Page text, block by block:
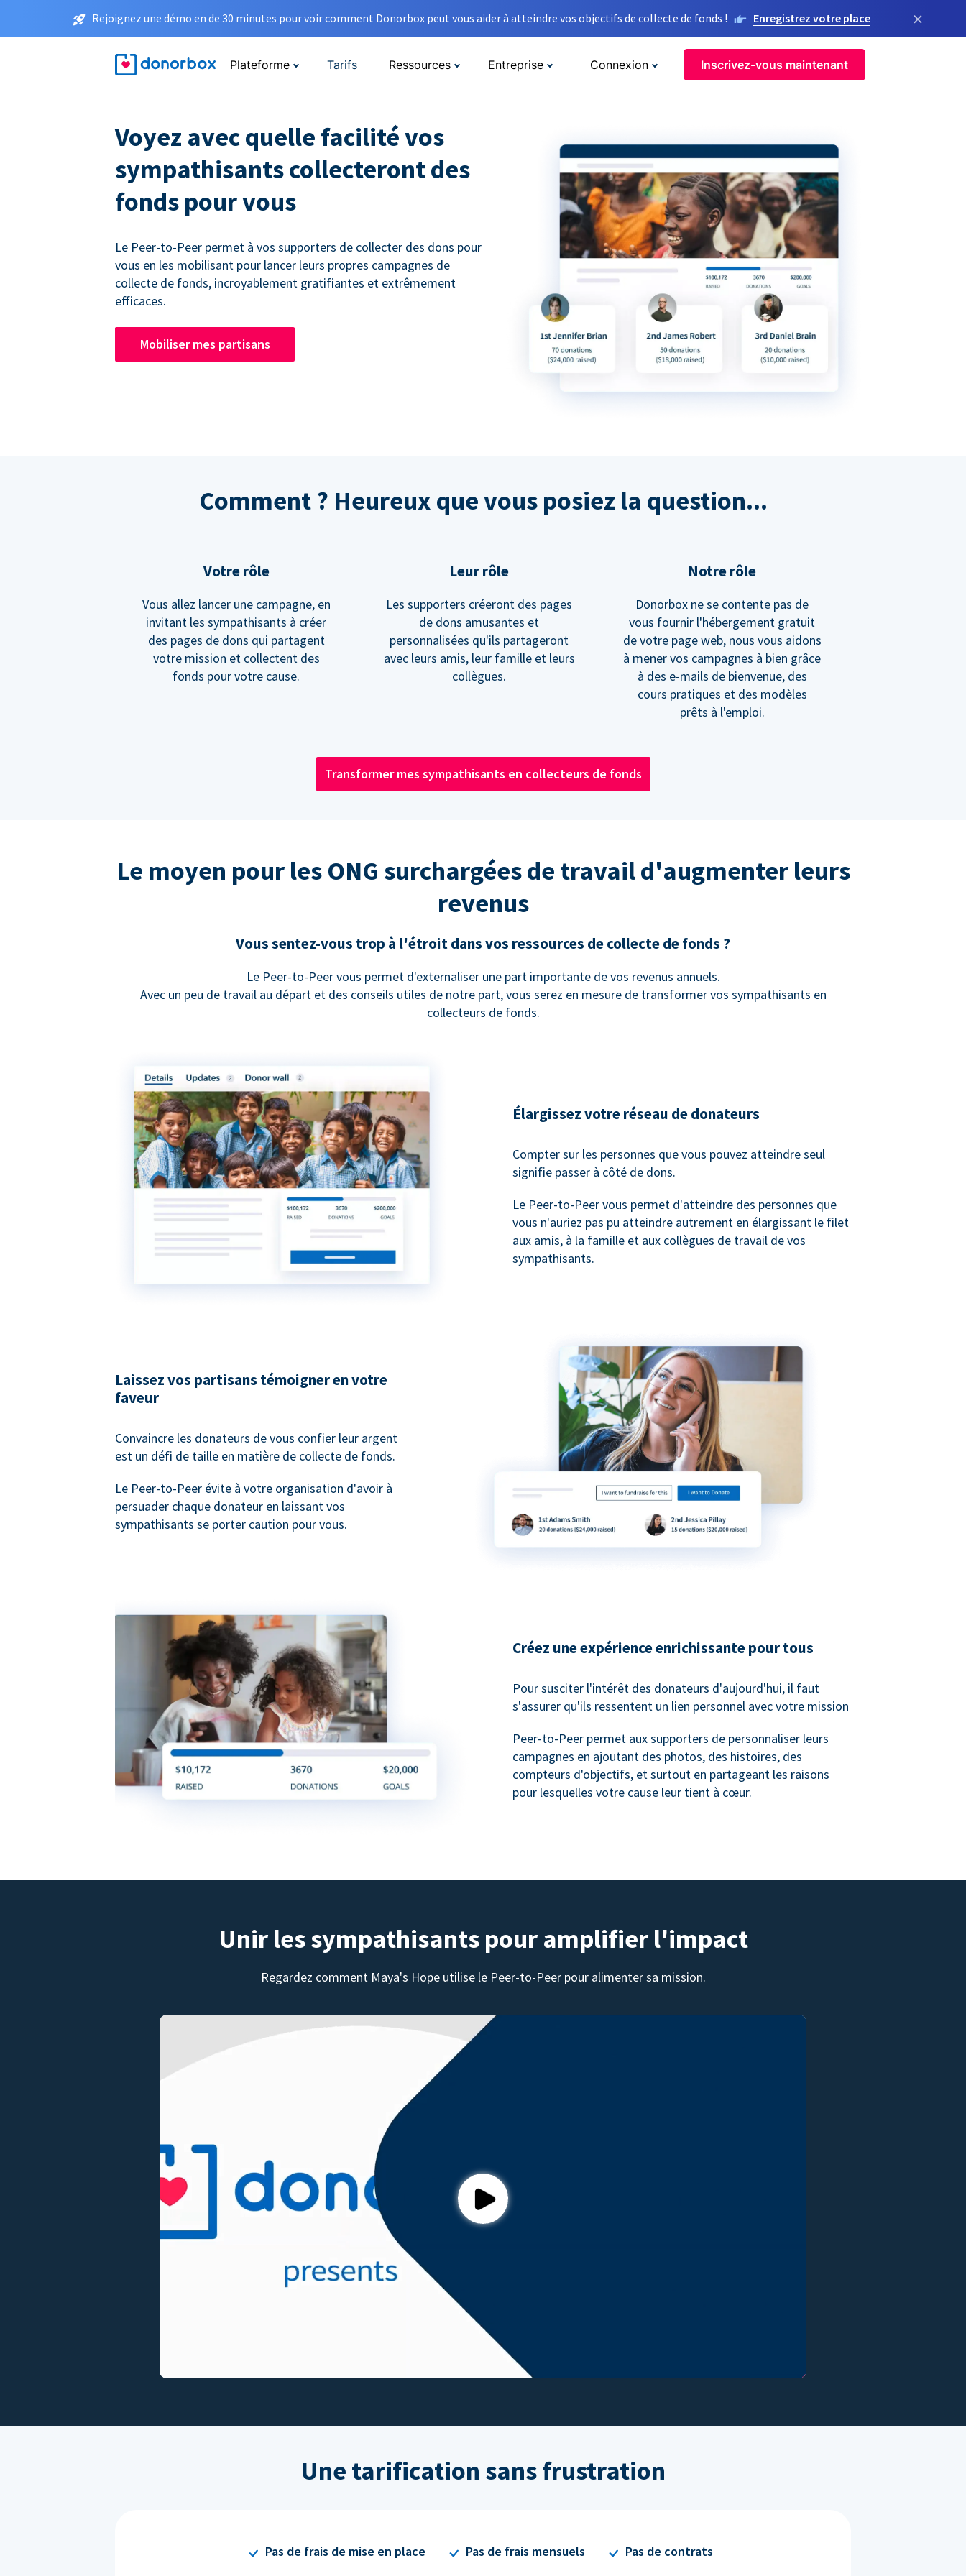
Rejoignez une démo en de 30 minutes pour voir comment Donorbox peut vous aider à atteindre vos objectifs de collecte de fonds ! Enregistrez votre place ×
Plateforme Tarifs Ressources Entreprise Connexion Inscrivez-vous maintenant
Voyez avec quelle facilité vos
sympathisants collecteront des
fonds pour vous
Le Peer-to-Peer permet à vos supporters de collecter des dons pour
vous en les mobilisant pour lancer leurs propres campagnes de
collecte de fonds, incroyablement gratifiantes et extrêmement
efficaces.
Mobiliser mes partisans
Comment ? Heureux que vous posiez la question...
Votre rôle
Vous allez lancer une campagne, en
invitant les sympathisants à créer
des pages de dons qui partagent
votre mission et collectent des
fonds pour votre cause.
Leur rôle
Les supporters créeront des pages
de dons amusantes et
personnalisées qu'ils partageront
avec leurs amis, leur famille et leurs
collègues.
Notre rôle
Donorbox ne se contente pas de
vous fournir l'hébergement gratuit
de votre page web, nous vous aidons
à mener vos campagnes à bien grâce
à des e-mails de bienvenue, des
cours pratiques et des modèles
prêts à l'emploi.
Transformer mes sympathisants en collecteurs de fonds
Le moyen pour les ONG surchargées de travail d'augmenter leurs
revenus
Vous sentez-vous trop à l'étroit dans vos ressources de collecte de fonds ?
Le Peer-to-Peer vous permet d'externaliser une part importante de vos revenus annuels.
Avec un peu de travail au départ et des conseils utiles de notre part, vous serez en mesure de transformer vos sympathisants en
collecteurs de fonds.
Élargissez votre réseau de donateurs
Compter sur les personnes que vous pouvez atteindre seul
signifie passer à côté de dons.
Le Peer-to-Peer vous permet d'atteindre des personnes que
vous n'auriez pas pu atteindre autrement en élargissant le filet
aux amis, à la famille et aux collègues de travail de vos
sympathisants.
Laissez vos partisans témoigner en votre
faveur
Convaincre les donateurs de vous confier leur argent
est un défi de taille en matière de collecte de fonds.
Le Peer-to-Peer évite à votre organisation d'avoir à
persuader chaque donateur en laissant vos
sympathisants se porter caution pour vous.
Créez une expérience enrichissante pour tous
Pour susciter l'intérêt des donateurs d'aujourd'hui, il faut
s'assurer qu'ils ressentent un lien personnel avec votre mission
Peer-to-Peer permet aux supporters de personnaliser leurs
campagnes en ajoutant des photos, des histoires, des
compteurs d'objectifs, et surtout en partageant les raisons
pour lesquelles votre cause leur tient à cœur.
Unir les sympathisants pour amplifier l'impact
Regardez comment Maya's Hope utilise le Peer-to-Peer pour alimenter sa mission.
Play
Une tarification sans frustration
Pas de frais de mise en place Pas de frais mensuels Pas de contrats